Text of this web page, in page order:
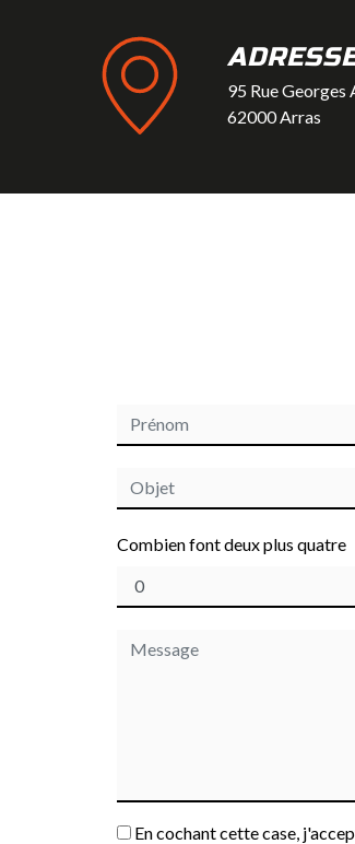
95 Rue Georges
62000 Arras
Combien font deux plus quatre
En cochant cette case,